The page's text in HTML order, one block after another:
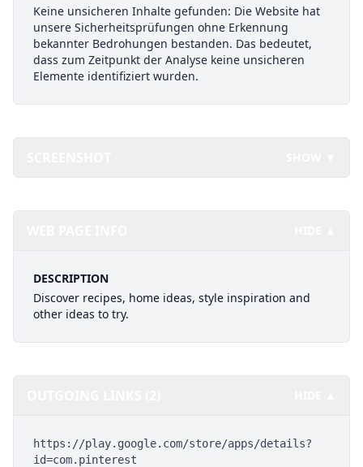
Keine unsicheren Inhalte gefunden: Die Website hat
unsere Sicherheitsprüfungen ohne Erkennung
bekannter Bedrohungen bestanden. Das bedeutet,
dass zum Zeitpunkt der Analyse keine unsicheren
Elemente identifiziert wurden.
DESCRIPTION
Discover recipes, home ideas, style inspiration and
other ideas to try.
https://play.google.com/store/apps/details?
id=com.pinterest